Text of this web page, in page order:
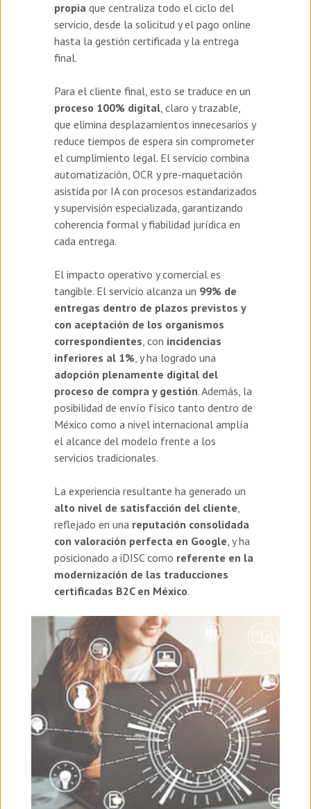
propia que centraliza todo el ciclo del
servicio, desde la solicitud y el pago online
hasta la gestión certificada y la entrega
final.
Para el cliente final, esto se traduce en un
proceso 100% digital, claro y trazable,
que elimina desplazamientos innecesarios y
reduce tiempos de espera sin comprometer
el cumplimiento legal. El servicio combina
automatización, OCR y pre-maquetación
asistida por IA con procesos estandarizados
y supervisión especializada, garantizando
coherencia formal y fiabilidad jurídica en
cada entrega.
El impacto operativo y comercial es
tangible. El servicio alcanza un 99% de
entregas dentro de plazos previstos y
con aceptación de los organismos
correspondientes, con incidencias
inferiores al 1%, y ha logrado una
adopción plenamente digital del
proceso de compra y gestión. Además, la
posibilidad de envío físico tanto dentro de
México como a nivel internacional amplía
el alcance del modelo frente a los
servicios tradicionales.
La experiencia resultante ha generado un
alto nivel de satisfacción del cliente,
reflejado en una reputación consolidada
con valoración perfecta en Google, y ha
posicionado a iDISC como referente en la
modernización de las traducciones
certificadas B2C en México.